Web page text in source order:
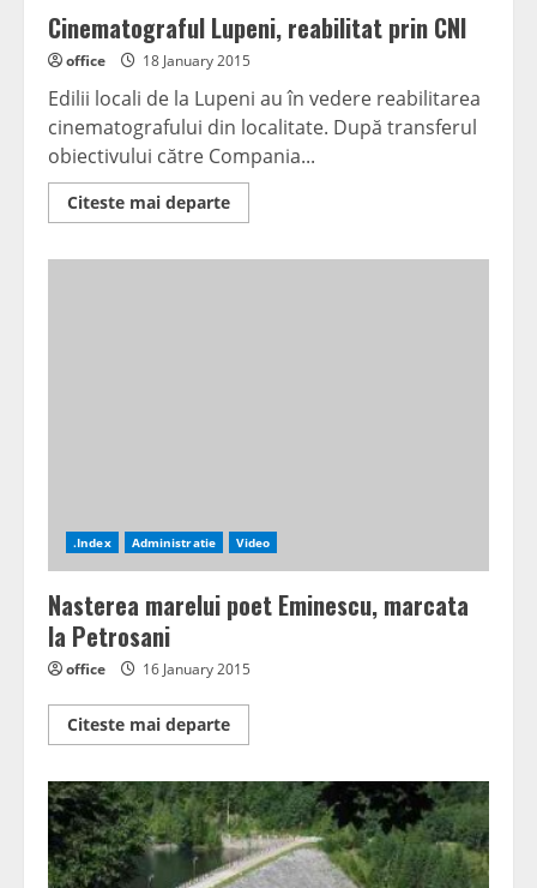
Cinematograful Lupeni, reabilitat prin CNI
office 18 January 2015
Edilii locali de la Lupeni au în vedere reabilitarea
cinematografului din localitate. După transferul
obiectivului către Compania...
Citeste mai departeRead
more
.Index Administratie Video
Nasterea marelui poet Eminescu, marcata
la Petrosani
office 16 January 2015
Citeste mai departeRead
more
marelui
poet
Eminescu,
marcata
la
Petrosani